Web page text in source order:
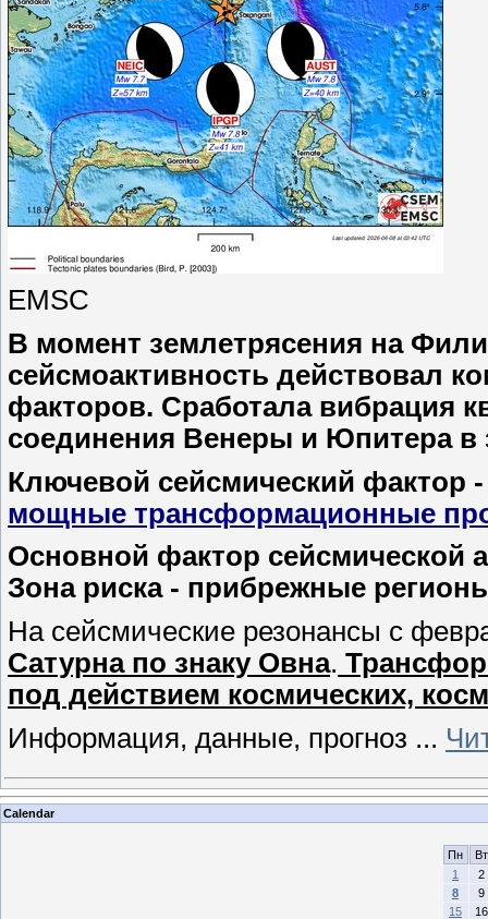
EMSC
В момент землетрясения на
сейсмоактивность действовал
факторов. Сработала вибрация
соединения Венеры и Юпитера в
Ключевой сейсмический фактор
мощные трансформационные
Основной фактор сейсмической
Зона риска - прибрежные
На сейсмические резонансы с
Сатурна по знаку Овна.
под действием космических,
Информация, данные, прогноз ...
Calendar
Пн
Вт
1
2
8
9
15
16